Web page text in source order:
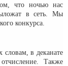
что ночью нас
в сеть. Мы
конкурса.
словам, в деканате
Также